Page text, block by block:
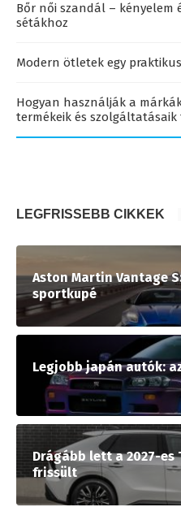
Bőr női szandál – kényelem
sétákhoz
Modern ötletek egy
Hogyan használják a
termékeik és szolgáltatásaik
LEGFRISSEBB CIKKEK
Aston Martin Vantage
sportkupé
Legjobb japán autók:
Drágább lett a 2027-es
frissült